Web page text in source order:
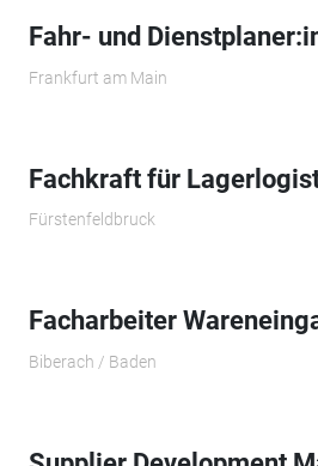
Fahr- und
Frankfurt am Main
Fachkraft für
Fürstenfeldbruck
Facharbeiter
Biberach / Baden